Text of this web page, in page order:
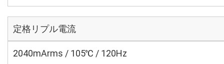
定格リプル電流
2040mArms / 105℃ / 120Hz